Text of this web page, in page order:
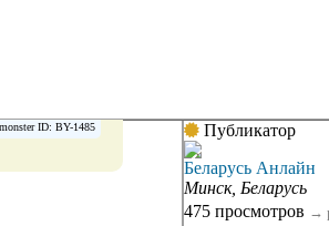
ID: BY-1485
Публикатор
Беларусь Анлайн
Минск, Беларусь
475 просмотров →